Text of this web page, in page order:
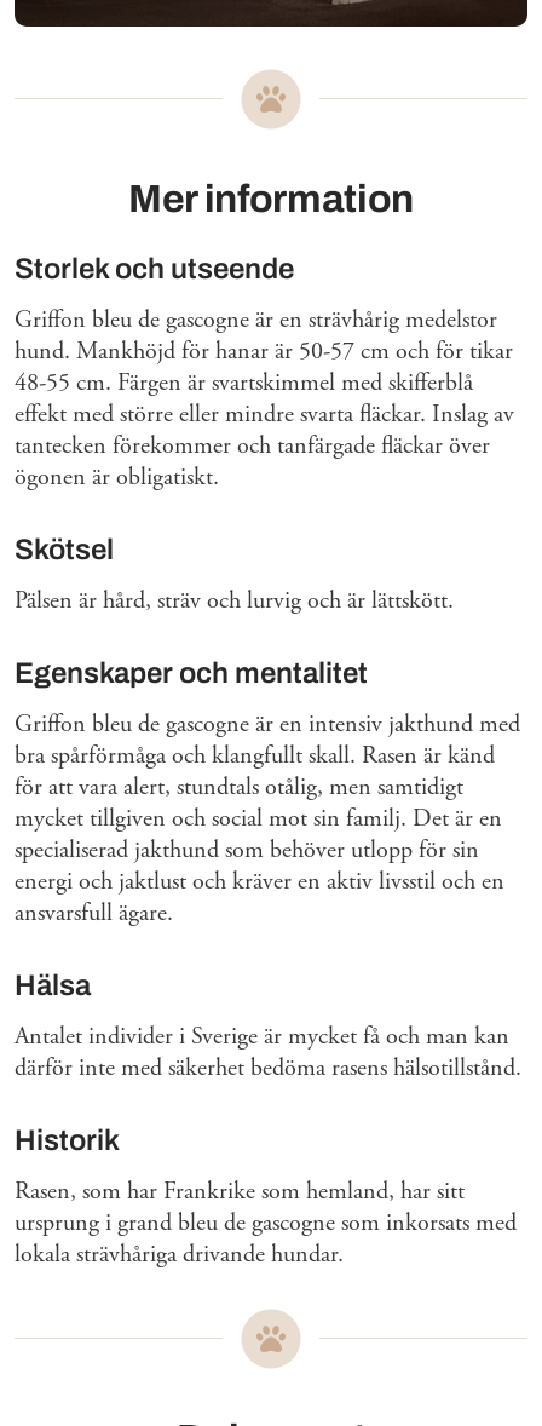
Mer information
Storlek och utseende
Griffon bleu de gascogne är en strävhårig medelstor
hund. Mankhöjd för hanar är 50-57 cm och för tikar
48-55 cm. Färgen är svartskimmel med skifferblå
effekt med större eller mindre svarta fläckar. Inslag av
tantecken förekommer och tanfärgade fläckar över
ögonen är obligatiskt.
Skötsel
Pälsen är hård, sträv och lurvig och är lättskött.
Egenskaper och mentalitet
Griffon bleu de gascogne är en intensiv jakthund med
bra spårförmåga och klangfullt skall. Rasen är känd
för att vara alert, stundtals otålig, men samtidigt
mycket tillgiven och social mot sin familj. Det är en
specialiserad jakthund som behöver utlopp för sin
energi och jaktlust och kräver en aktiv livsstil och en
ansvarsfull ägare.
Hälsa
Antalet individer i Sverige är mycket få och man kan
därför inte med säkerhet bedöma rasens hälsotillstånd.
Historik
Rasen, som har Frankrike som hemland, har sitt
ursprung i grand bleu de gascogne som inkorsats med
lokala strävhåriga drivande hundar.